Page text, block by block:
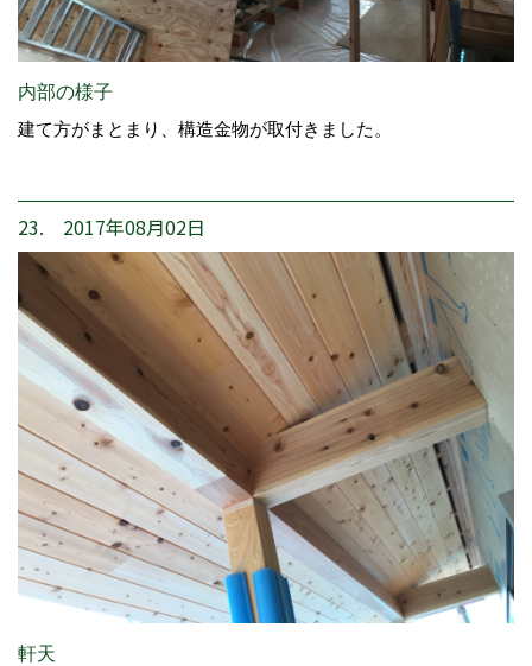
内部の様子
建て方がまとまり、構造金物が取付きました。
23. 2017年08月02日
軒天